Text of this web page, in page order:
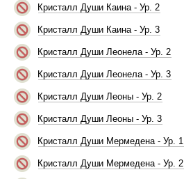
Кристалл Души Каина - Ур. 2
Кристалл Души Каина - Ур. 3
Кристалл Души Леонела - Ур. 2
Кристалл Души Леонела - Ур. 3
Кристалл Души Леоны - Ур. 2
Кристалл Души Леоны - Ур. 3
Кристалл Души Мермедена - Ур. 1
Кристалл Души Мермедена - Ур. 2